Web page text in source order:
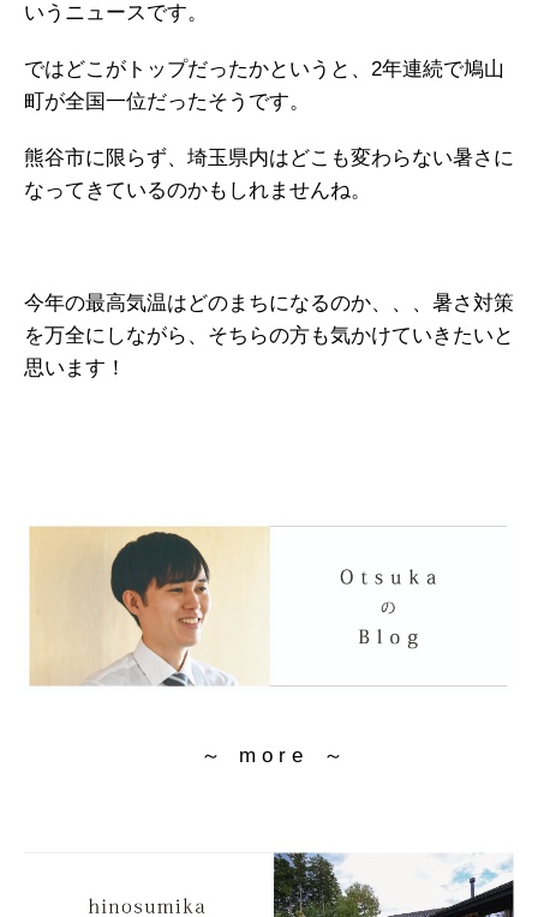
いうニュースです。
ではどこがトップだったかというと、2年連続で鳩山
町が全国一位だったそうです。
熊谷市に限らず、埼玉県内はどこも変わらない暑さに
なってきているのかもしれませんね。
今年の最高気温はどのまちになるのか、、、暑さ対策
を万全にしながら、そちらの方も気かけていきたいと
思います！
～ m o r e ～